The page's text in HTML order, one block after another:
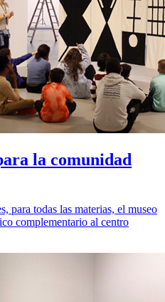
la comunidad
para todas las materias, el museo
complementario al centro